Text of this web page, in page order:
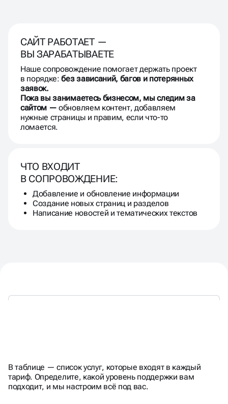
САЙТ РАБОТАЕТ —
ВЫ ЗАРАБАТЫВАЕТЕ
Наше сопровождение помогает держать проект
в порядке:без зависаний, багов и потерянных
заявок.
Пока вы занимаетесь бизнесом, мы следим за
сайтом — обновляем контент, добавляем
нужные страницы и правим, если что-то
ломается.
ЧТО ВХОДИТ
В СОПРОВОЖДЕНИЕ:
Добавление и обновление информации
Создание новых страниц и разделов
Написание новостей и тематических текстов
ТЕХПОДДЕРЖКИ
В таблице — список услуг, которые входят в каждый
тариф. Определите, какой уровень поддержки вам
подходит, и мы настроим всё под вас.